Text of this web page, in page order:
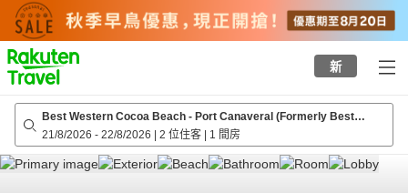
to
top
page
新
Best Western Cocoa Beach - Port Canaveral (Formerly Best
Western Ocean Beach Hotel & Suites)
21/8/2026 - 22/8/2026 | 2 位住客 | 1 間房